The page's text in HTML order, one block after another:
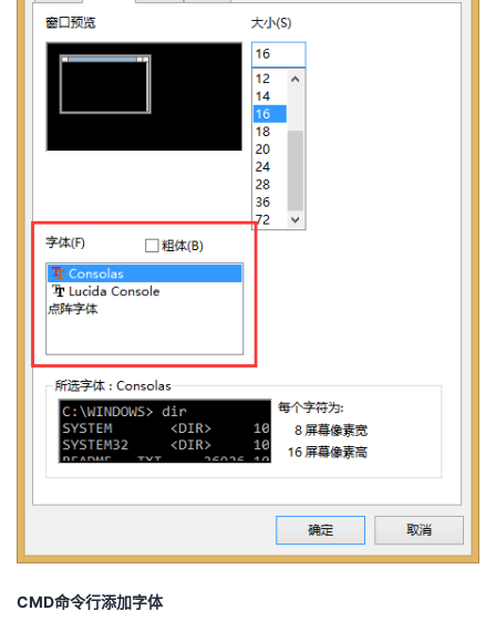
坛
圈
的
我
注
我
的
课
我
的
我
Programs
我
的
技
术
我
的
云
CMD命令行添加字体